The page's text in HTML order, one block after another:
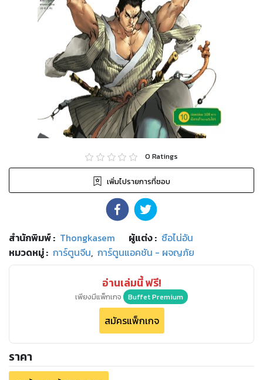
0 Ratings
เพิ่มไปรายการที่ชอบ
สำนักพิมพ์: Thongkasem ผู้แต่ง : ซือไน่อัน
หมวดหมู่: การ์ตูนจีน, การ์ตูนแอคชัน - ผจญภัย
อ่านเล่มนี้ ฟรี!
เพียงมีแพ็กเกจ Buffet Premium
สมัครแพ็กเกจ
ราคา